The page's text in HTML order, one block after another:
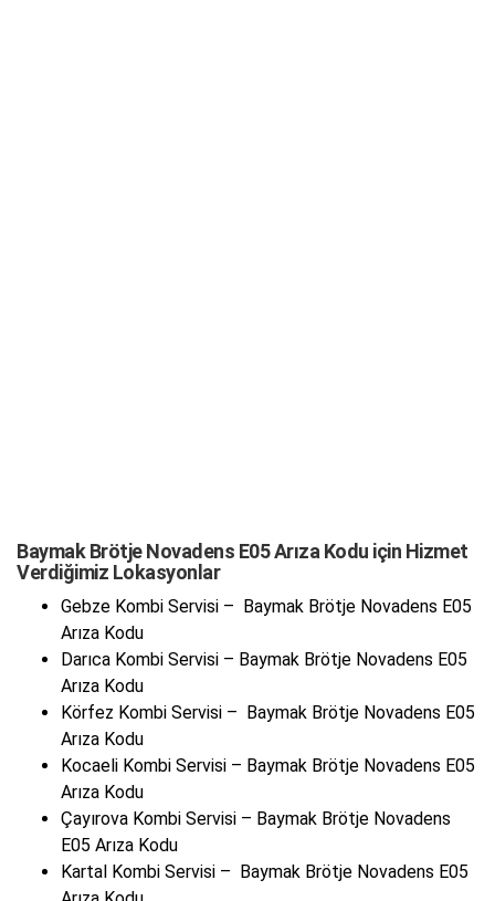
Baymak Brötje Novadens E05 Arıza Kodu için Hizmet
Verdiğimiz Lokasyonlar
Gebze Kombi Servisi – Baymak Brötje Novadens E05
Arıza Kodu
Darıca Kombi Servisi – Baymak Brötje Novadens E05
Arıza Kodu
Körfez Kombi Servisi – Baymak Brötje Novadens E05
Arıza Kodu
Kocaeli Kombi Servisi – Baymak Brötje Novadens E05
Arıza Kodu
Çayırova Kombi Servisi – Baymak Brötje Novadens
E05 Arıza Kodu
Kartal Kombi Servisi – Baymak Brötje Novadens E05